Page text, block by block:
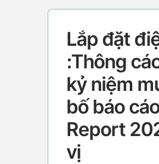
Lắp đặt
:Thông
kỷ niệm
bố báo
Report
vị